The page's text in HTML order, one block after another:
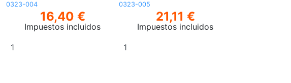
0323-004
16,40 €
Impuestos incluidos
0323-005
21,11 €
Impuestos incluidos